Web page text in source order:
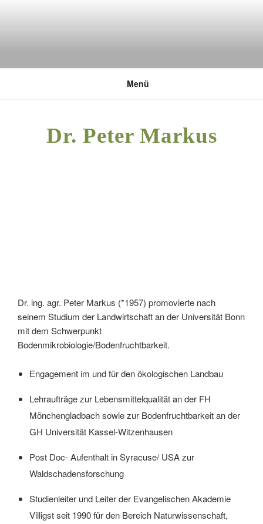
DEUTSCHE UMWELTSTIFTUNG
Menü
Dr. Peter Markus
Dr. ing. agr. Peter Markus (*1957) promovierte nach
seinem Studium der Landwirtschaft an der Universität Bonn
mit dem Schwerpunkt
Bodenmikrobiologie/Bodenfruchtbarkeit.
Engagement im und für den ökologischen Landbau
Lehraufträge zur Lebensmittelqualität an der FH
Mönchengladbach sowie zur Bodenfruchtbarkeit an der
GH Universität Kassel-Witzenhausen
Post Doc- Aufenthalt in Syracuse/ USA zur
Waldschadensforschung
Studienleiter und Leiter der Evangelischen Akademie
Villigst seit 1990 für den Bereich Naturwissenschaft,